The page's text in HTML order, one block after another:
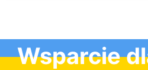
Wsparcie